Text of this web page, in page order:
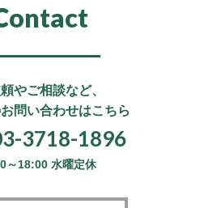
やご相談など、
問い合わせはこちら
3718-1896
～18:00 水曜定休